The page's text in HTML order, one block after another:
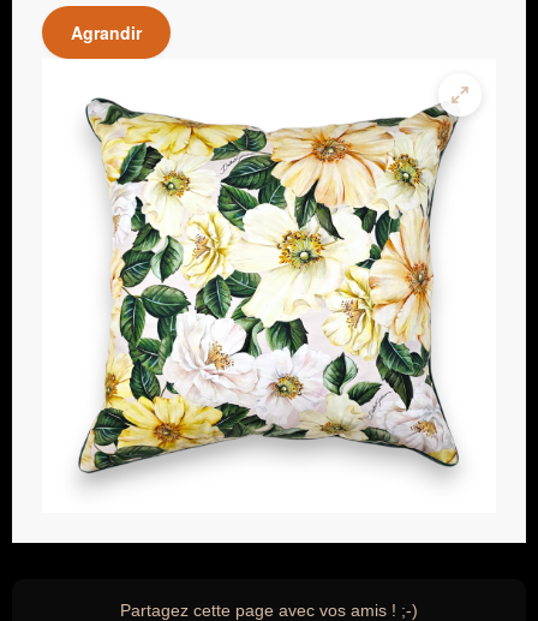
Agrandir
Partagez cette page avec vos amis ! ;-)